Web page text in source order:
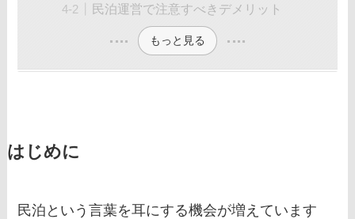
民泊運営で注意すべきデメリット
もっと見る
はじめに
民泊という言葉を耳にする機会が増えています